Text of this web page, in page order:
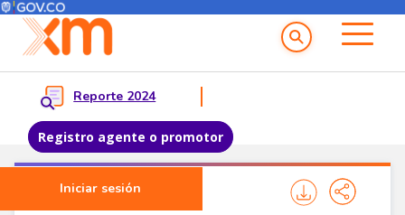
Pasar al contenido principal
Menú del Usuario
Reporte 2024
Registro agente o promotor
Iniciar sesión
Menu principal
Noticias Agentes